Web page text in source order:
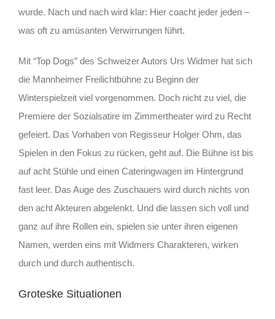
wurde. Nach und nach wird klar: Hier coacht jeder jeden –
was oft zu amüsanten Verwirrungen führt.
Mit “Top Dogs” des Schweizer Autors Urs Widmer hat sich
die Mannheimer Freilichtbühne zu Beginn der
Winterspielzeit viel vorgenommen. Doch nicht zu viel, die
Premiere der Sozialsatire im Zimmertheater wird zu Recht
gefeiert. Das Vorhaben von Regisseur Holger Ohm, das
Spielen in den Fokus zu rücken, geht auf. Die Bühne ist bis
auf acht Stühle und einen Cateringwagen im Hintergrund
fast leer. Das Auge des Zuschauers wird durch nichts von
den acht Akteuren abgelenkt. Und die lassen sich voll und
ganz auf ihre Rollen ein, spielen sie unter ihren eigenen
Namen, werden eins mit Widmers Charakteren, wirken
durch und durch authentisch.
Groteske Situationen